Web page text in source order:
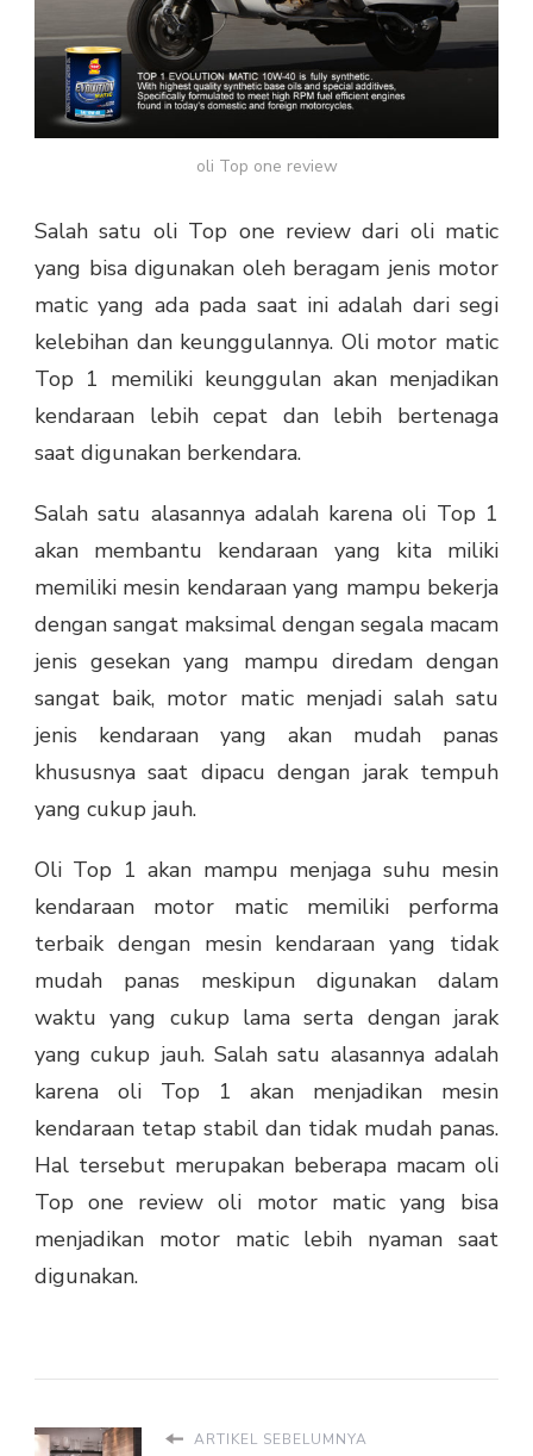
oli Top one review
Salah satu oli Top one review dari oli matic
yang bisa digunakan oleh beragam jenis motor
matic yang ada pada saat ini adalah dari segi
kelebihan dan keunggulannya. Oli motor matic
Top 1 memiliki keunggulan akan menjadikan
kendaraan lebih cepat dan lebih bertenaga
saat digunakan berkendara.
Salah satu alasannya adalah karena oli Top 1
akan membantu kendaraan yang kita miliki
memiliki mesin kendaraan yang mampu bekerja
dengan sangat maksimal dengan segala macam
jenis gesekan yang mampu diredam dengan
sangat baik, motor matic menjadi salah satu
jenis kendaraan yang akan mudah panas
khususnya saat dipacu dengan jarak tempuh
yang cukup jauh.
Oli Top 1 akan mampu menjaga suhu mesin
kendaraan motor matic memiliki performa
terbaik dengan mesin kendaraan yang tidak
mudah panas meskipun digunakan dalam
waktu yang cukup lama serta dengan jarak
yang cukup jauh. Salah satu alasannya adalah
karena oli Top 1 akan menjadikan mesin
kendaraan tetap stabil dan tidak mudah panas.
Hal tersebut merupakan beberapa macam oli
Top one review oli motor matic yang bisa
menjadikan motor matic lebih nyaman saat
digunakan.
ARTIKEL SEBELUMNYA